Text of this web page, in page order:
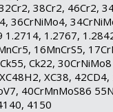
38Cr2, 46Cr2,
36CrNiMo4,
1.2714, 1.2767,
16MnCrS5,
Ck22,
XC38,
40CrMnMoS86
4150